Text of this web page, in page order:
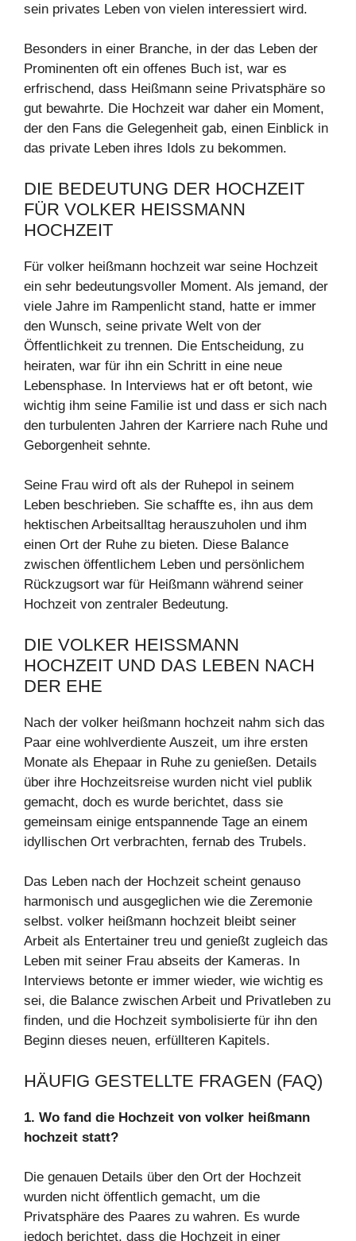
sein privates Leben von vielen interessiert wird.
Besonders in einer Branche, in der das Leben der
Prominenten oft ein offenes Buch ist, war es
erfrischend, dass Heißmann seine Privatsphäre so
gut bewahrte. Die Hochzeit war daher ein Moment,
der den Fans die Gelegenheit gab, einen Einblick in
das private Leben ihres Idols zu bekommen.
DIE BEDEUTUNG DER HOCHZEIT
FÜR VOLKER HEISSMANN H
OCHZEIT
Für volker heißmann hochzeit war seine Hochzeit
ein sehr bedeutungsvoller Moment. Als jemand, der
viele Jahre im Rampenlicht stand, hatte er immer
den Wunsch, seine private Welt von der
Öffentlichkeit zu trennen. Die Entscheidung, zu
heiraten, war für ihn ein Schritt in eine neue
Lebensphase. In Interviews hat er oft betont, wie
wichtig ihm seine Familie ist und dass er sich nach
den turbulenten Jahren der Karriere nach Ruhe und
Geborgenheit sehnte.
Seine Frau wird oft als der Ruhepol in seinem
Leben beschrieben. Sie schaffte es, ihn aus dem
hektischen Arbeitsalltag herauszuholen und ihm
einen Ort der Ruhe zu bieten. Diese Balance
zwischen öffentlichem Leben und persönlichem
Rückzugsort war für Heißmann während seiner
Hochzeit von zentraler Bedeutung.
DIE VOLKER HEISSMANN H
OCHZEIT UND DAS LEBEN NACH D
ER EHE
Nach der volker heißmann hochzeit nahm sich das
Paar eine wohlverdiente Auszeit, um ihre ersten
Monate als Ehepaar in Ruhe zu genießen. Details
über ihre Hochzeitsreise wurden nicht viel publik
gemacht, doch es wurde berichtet, dass sie
gemeinsam einige entspannende Tage an einem
idyllischen Ort verbrachten, fernab des Trubels.
Das Leben nach der Hochzeit scheint genauso
harmonisch und ausgeglichen wie die Zeremonie
selbst. volker heißmann hochzeit bleibt seiner
Arbeit als Entertainer treu und genießt zugleich das
Leben mit seiner Frau abseits der Kameras. In
Interviews betonte er immer wieder, wie wichtig es
sei, die Balance zwischen Arbeit und Privatleben zu
finden, und die Hochzeit symbolisierte für ihn den
Beginn dieses neuen, erfüllteren Kapitels.
HÄUFIG GESTELLTE FRAGEN (FAQ)
1. Wo fand die Hochzeit von volker heißmann
hochzeit statt?
Die genauen Details über den Ort der Hochzeit
wurden nicht öffentlich gemacht, um die
Privatsphäre des Paares zu wahren. Es wurde
jedoch berichtet, dass die Hochzeit in einer